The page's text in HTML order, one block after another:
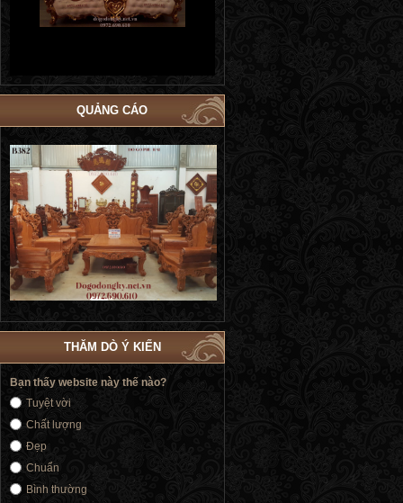
Bộ Giường Ngủ Tủ Áo Phòng Cưới Đẹp
| Đồ Gỗ Phú Hải GN183
Giường Ngủ Victoria Tân Cổ
Vàng | Đồ Gỗ Phú Hải GN176
QUẢNG CÁO
THĂM DÒ Ý KIẾN
Bạn thấy website này thế nào?
Tuyệt vời
Chất lượng
Đẹp
Chuẩn
Bình thường